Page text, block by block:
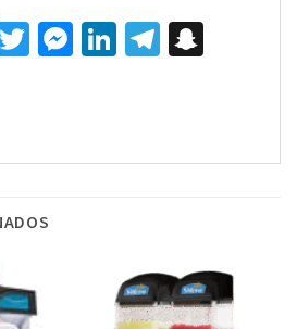
Twitter
Messenger
LinkedIn